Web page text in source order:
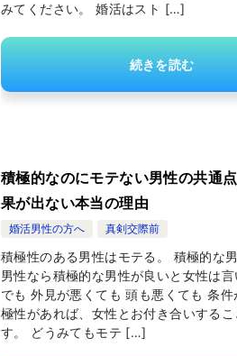
みてください。 婚活はスト […]
続きを読む
積極的なのにモテない男性の共通
果が出ない本当の理由
婚活男性の方へ 真剣交際前
積極性のある男性はモテる。 積極的な
男性なら積極的な男性が良いと女性は
でも 外見が悪くても 頭も悪くても 条
極性があれば、女性とお付き合いする
す。 どうみてもモテ […]